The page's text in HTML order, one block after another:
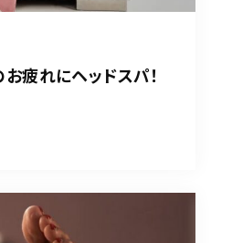
疲れにヘッドスパ！